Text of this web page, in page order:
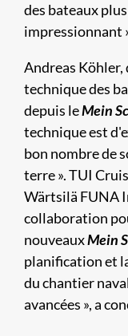
des bateaux
impressionnant
Andreas
technique des
depuis leMein
technique est
bon nombre de
terre ». TUI
Wärtsilä FUNA
collaboration
nouveauxMein
planification et
du chantier
avancées », a